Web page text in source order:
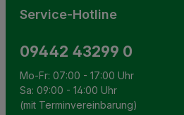
Service-Hotline
09442 43299 0
Mo-Fr: 07:00 - 17:00 Uhr
Sa: 09:00 - 14:00 Uhr
(mit Terminvereinbarung)